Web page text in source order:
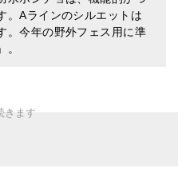
。Aラインのシルエットは
。今年の野外フェス用に準